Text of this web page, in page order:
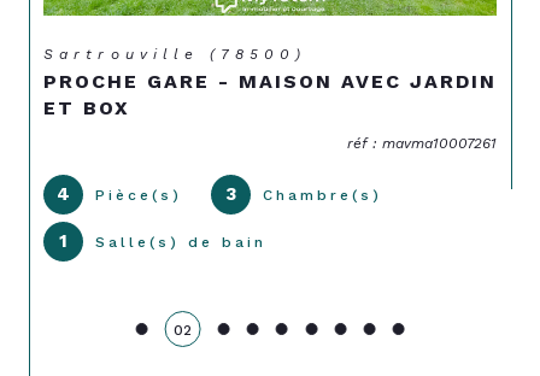
Sartrouville (78500)
PROCHE GARE - MAISON AVEC JARDIN
ET BOX
réf : mavma10007261
4 Pièce(s) 3 Chambre(s)
1 Salle(s) de bain
02